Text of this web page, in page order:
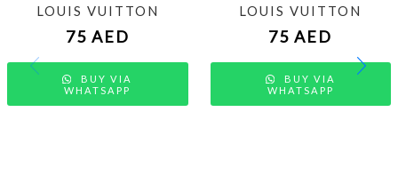
LOUIS VUITTON
75 AED
BUY VIA
WHATSAPP
LOUIS VUITTON
75AED
BUY VIA
WHATSAPP